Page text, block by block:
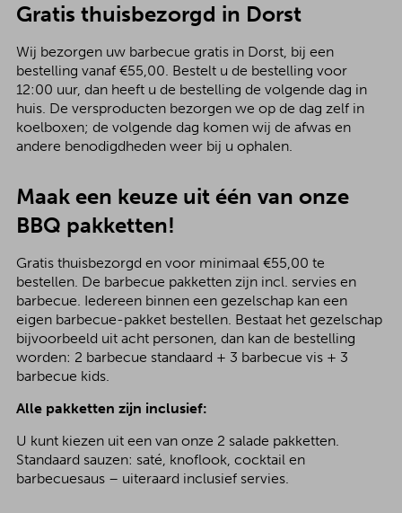
Gratis thuisbezorgd in Dorst
Wij bezorgen uw barbecue gratis in Dorst, bij een
bestelling vanaf €55,00. Bestelt u de bestelling voor
12:00 uur, dan heeft u de bestelling de volgende dag in
huis. De versproducten bezorgen we op de dag zelf in
koelboxen; de volgende dag komen wij de afwas en
andere benodigdheden weer bij u ophalen.
Maak een keuze uit één van onze
BBQ pakketten!
Gratis thuisbezorgd en voor minimaal €55,00 te
bestellen. De barbecue pakketten zijn incl. servies en
barbecue. Iedereen binnen een gezelschap kan een
eigen barbecue-pakket bestellen. Bestaat het gezelschap
bijvoorbeeld uit acht personen, dan kan de bestelling
worden: 2 barbecue standaard + 3 barbecue vis + 3
barbecue kids.
Alle pakketten zijn inclusief:
U kunt kiezen uit een van onze 2 salade pakketten.
Standaard sauzen: saté, knoflook, cocktail en
barbecuesaus – uiteraard inclusief servies.